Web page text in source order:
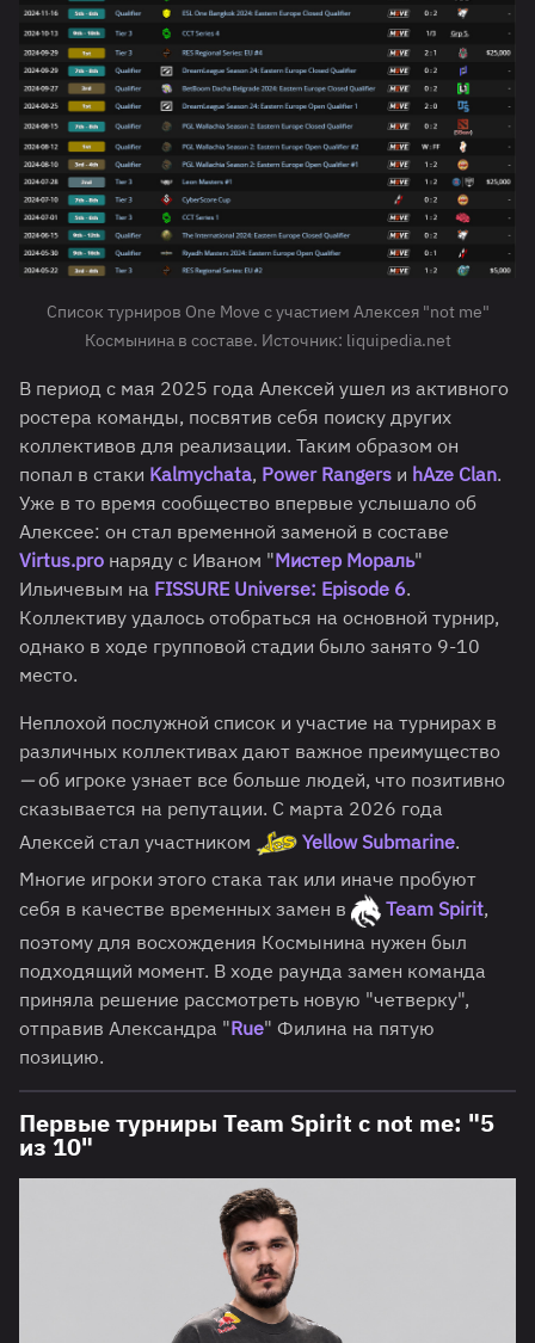
Список турниров One Move с участием Алексея "not me"
Космынина в составе. Источник: liquipedia.net
В период с мая 2025 года Алексей ушел из активного
ростера команды, посвятив себя поиску других
коллективов для реализации. Таким образом он
попал в стаки Kalmychata, Power Rangers и hAze Clan.
Уже в то время сообщество впервые услышало об
Алексее: он стал временной заменой в составе
Virtus.pro наряду с Иваном "Мистер Мораль"
Ильичевым на FISSURE Universe: Episode 6.
Коллективу удалось отобраться на основной турнир,
однако в ходе групповой стадии было занято 9-10
место.
Неплохой послужной список и участие на турнирах в
различных коллективах дают важное преимущество
—об игроке узнает все больше людей, что позитивно
сказывается на репутации. С марта 2026 года
Алексей стал участником
Yellow Submarine.
Многие игроки этого стака так или иначе пробуют
себя в качестве временных замен в
Team Spirit,
поэтому для восхождения Космынина нужен был
подходящий момент. В ходе раунда замен команда
приняла решение рассмотреть новую "четверку",
отправив Александра "Rue" Филина на пятую
позицию.
Первые турниры Team Spirit с not me: "5
из 10"